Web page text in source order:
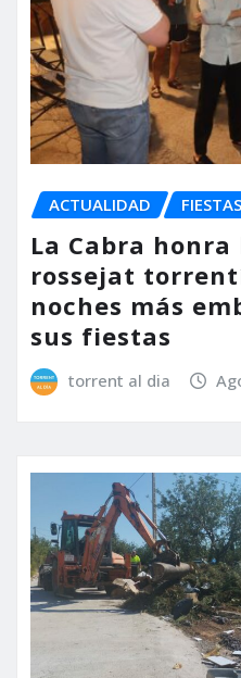
ACTUALIDAD FIESTAS
La Cabra
rossejat
noches más
sus fiestas
torrent al dia